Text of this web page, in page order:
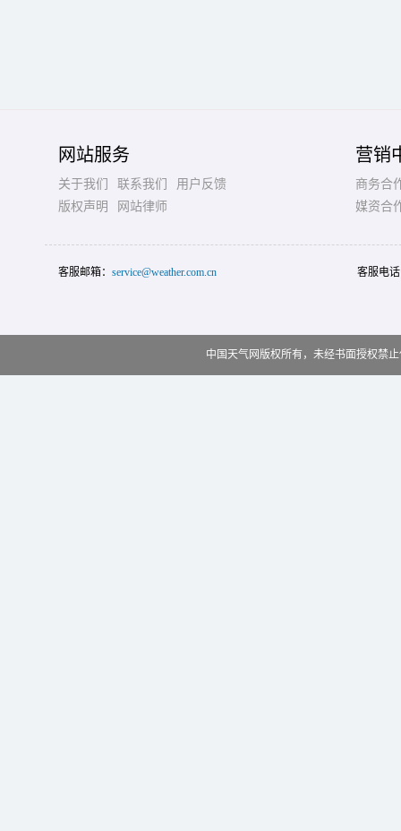
网站服务
关于我们 联系我们
用户反馈
版权声明
网站律师
营销
商务合
媒资合
客服邮箱： service@weather.com.cn 客服电
中国天气网版权所有，未经书面授权